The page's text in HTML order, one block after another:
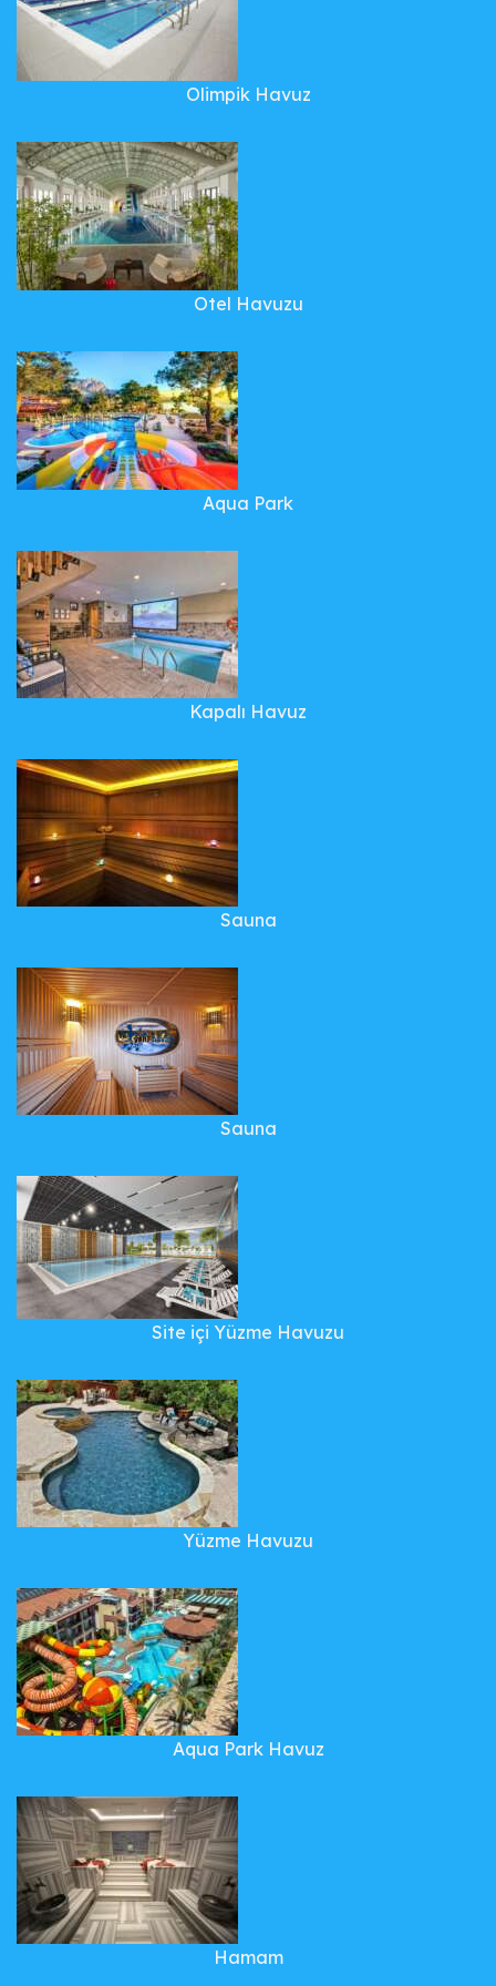
Olimpik Havuz
Otel Havuzu
Aqua Park
Kapalı Havuz
Sauna
Sauna
Site içi Yüzme Havuzu
Yüzme Havuzu
Aqua Park Havuz
Hamam